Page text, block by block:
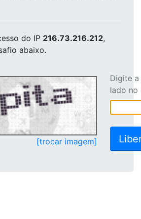
do IP 216.73.216.212,
abaixo.
[trocar imagem]
Digite
lado no